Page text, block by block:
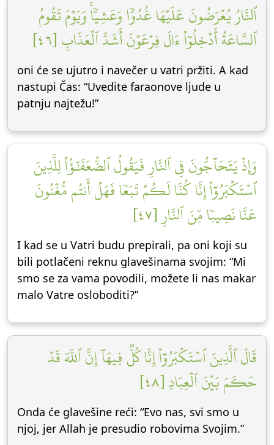
ٱلنَّارُ يُعۡرَضُونَ عَلَيۡهَا غُدُوّٗا وَعَشِيّٗاۚ وَيَوۡمَ تَقُومُ
ٱلسَّاعَةُ أَدۡخِلُوٓاْ ءَالَ فِرۡعَوۡنَ أَشَدَّ ٱلۡعَذَابِ [٤٦]
oni će se ujutro i navečer u vatri pržiti. A kad
nastupi Čas: “Uvedite faraonove ljude u
patnju najtežu!”
وَإِذۡ يَتَحَآجُّونَ فِي ٱلنَّارِ فَيَقُولُ ٱلضُّعَفَٰٓؤُاْ لِلَّذِينَ
ٱسۡتَكۡبَرُوٓاْ إِنَّا كُنَّا لَكُمۡ تَبَعٗا فَهَلۡ أَنتُم مُّغۡنُونَ
عَنَّا نَصِيبٗا مِّنَ ٱلنَّارِ [٤٧]
I kad se u Vatri budu prepirali, pa oni koji su
bili potlačeni reknu glavešinama svojim: “Mi
smo se za vama povodili, možete li nas makar
malo Vatre osloboditi?”
قَالَ ٱلَّذِينَ ٱسۡتَكۡبَرُوٓاْ إِنَّا كُلّٞ فِيهَآ إِنَّ ٱللَّهَ قَدۡ
حَكَمَ بَيۡنَ ٱلۡعِبَادِ [٤٨]
Onda će glavešine reći: “Evo nas, svi smo u
njoj, jer Allah je presudio robovima Svojim.”